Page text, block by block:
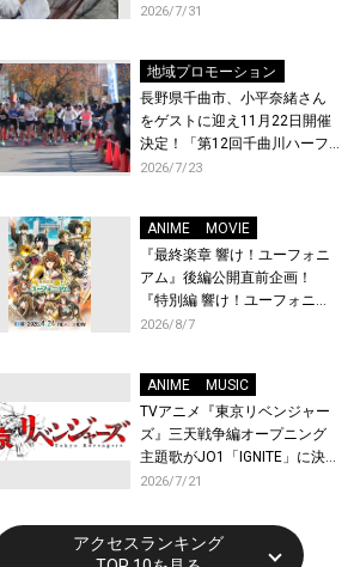
唯一の村・長生村で地引網を
2026/7/31
地域プロモーション
長野県千曲市、小平奈緒さん
をゲストに迎え11月22日開催
決定！「第12回千曲川ハーフ
マラソン」エントリー受付開
2026/7/23
ANIME
MOVIE
『最終楽章 響け！ユーフォニ
アム』後編公開直前企画！
『特別編 響け！ユーフォニア
ム〜アンサンブルコンテス
映が決定！
2026/8/7
ANIME
MUSIC
TVアニメ『東京リベンジャー
ズ』三天戦争編オープニング
主題歌がJO1「IGNITE」に決
定！メンバー全員から喜びと
トが到着！9月に東京・大阪で
先行上映会を開催！
2026/7/21
アクセスランキング